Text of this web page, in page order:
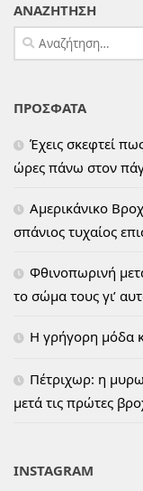
ΑΝΑΖΗΤΗΣΗ
Αναζήτηση
για:
ΠΡΟΣΦΑΤΑ
Έχεις σκεφτεί
ώρες πάνω στον
Αμερικάνικο
σπάνιος τυχαίος
Φθινοπωρινή
το σώμα τους γι’
H γρήγορη μόδα
Πέτριχωρ: η
μετά τις πρώτες
INSTAGRAM